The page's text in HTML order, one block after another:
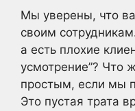
Мы уверены, что
своим
а есть плохие
усмотрение”? Что
простым, если мы
Это пустая трата